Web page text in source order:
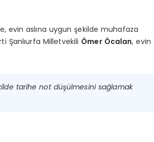
evin aslına uygun şekilde muhafaza
Şanlıurfa Milletvekili Ömer Öcalan, evin
tarihe not düşülmesini sağlamak